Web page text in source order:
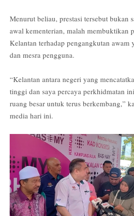
Menurut beliau, prestasi tersebut bukan
awal kementerian, malah membuktikan
Kelantan terhadap pengangkutan awam
dan mesra pengguna.
“Kelantan antara negeri yang
tinggi dan saya percaya perkhidmatan
ruang besar untuk terus berkembang,”
media hari ini.